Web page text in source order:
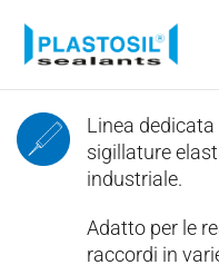
Linea
sigillature
industriale.
Adatto per le
raccordi in